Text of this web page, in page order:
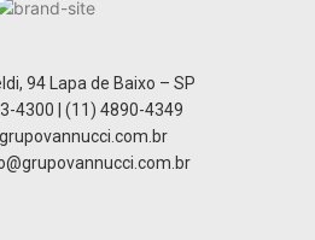
94 Lapa de Baixo – SP
4300 | (11) 4890-4349